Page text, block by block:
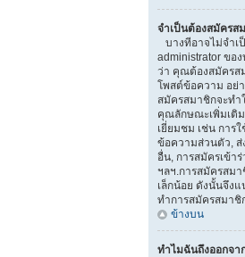
จำเป็นต้องสมัครส
บางทีอาจไม่จำเ
administrator ขอ
ว่า คุณต้องสมัครส
โพสต์ข้อความ อย่
สมัครสมาชิกจะท
คุณลักษณะเพิ่มเติ
เยี่ยมชม เช่น การใ
ข้อความส่วนตัว, ส่
อื่น, การสมัครเข้า
ฯลฯ.การสมัครสมา
เล็กน้อย ดังนั้นจึง
ทำการสมัครสมาชิ
ข้างบน
ทำไมฉันถึงออกจา